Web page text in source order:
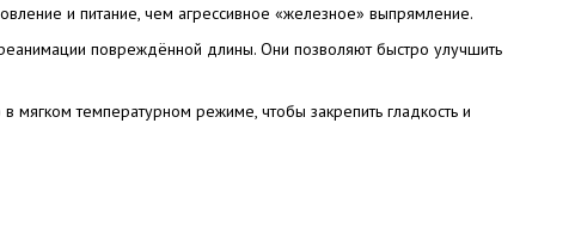
и питание, чем агрессивное «железное» выпрямление.
повреждённой длины. Они позволяют быстро улучшить
мягком температурном режиме, чтобы закрепить гладкость и